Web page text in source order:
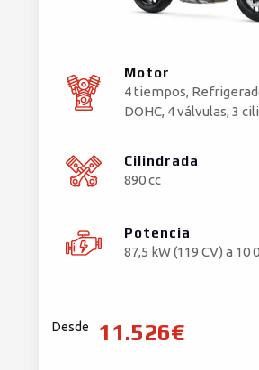
Motor
4 tiempos,
DOHC, 4 válvulas, 3
Cilindrada
890 cc
Potencia
87,5 kW (119 CV) a 10
Desde 11.526€